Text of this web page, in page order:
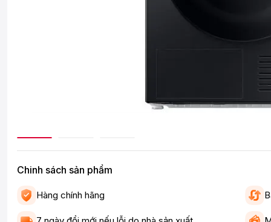
Chinh sách sản phẩm
Hàng chính hãng